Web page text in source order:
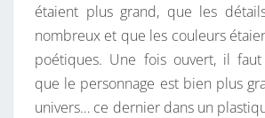
étaient plus grand, que les
nombreux et que les couleurs
poétiques. Une fois ouvert, il
que le personnage est bien plus
univers… ce dernier dans un